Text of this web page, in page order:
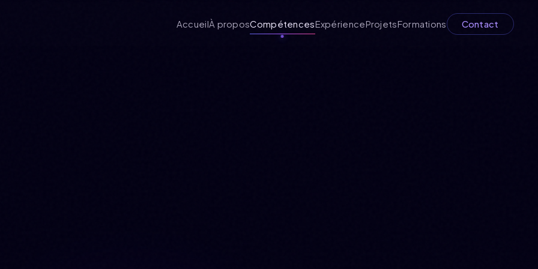
AccueilÀ proposCompétencesExpérienceProjetsFormations Contact